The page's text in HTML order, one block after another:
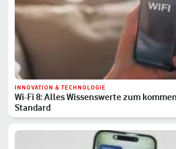
INNOVATION & TECHNOLOGIE
Wi-Fi 8: Alles Wissenswerte zum
Standard